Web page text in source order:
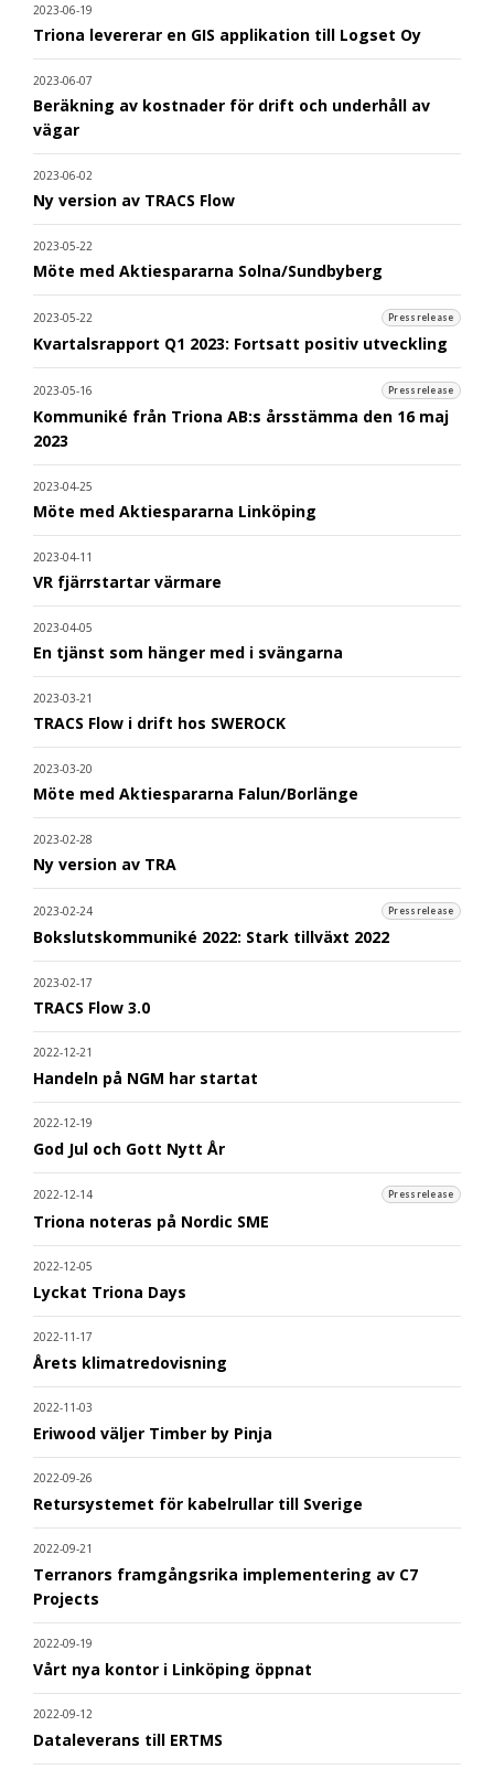
2023-06-19
Triona levererar en GIS applikation till Logset Oy
2023-06-07
Beräkning av kostnader för drift och underhåll av
vägar
2023-06-02
Ny version av TRACS Flow
2023-05-22
Möte med Aktiespararna Solna/Sundbyberg
2023-05-22 Pressrelease
Kvartalsrapport Q1 2023: Fortsatt positiv utveckling
2023-05-16 Pressrelease
Kommuniké från Triona AB:s årsstämma den 16 maj
2023
2023-04-25
Möte med Aktiespararna Linköping
2023-04-11
VR fjärrstartar värmare
2023-04-05
En tjänst som hänger med i svängarna
2023-03-21
TRACS Flow i drift hos SWEROCK
2023-03-20
Möte med Aktiespararna Falun/Borlänge
2023-02-28
Ny version av TRA
2023-02-24 Pressrelease
Bokslutskommuniké 2022: Stark tillväxt 2022
2023-02-17
TRACS Flow 3.0
2022-12-21
Handeln på NGM har startat
2022-12-19
God Jul och Gott Nytt År
2022-12-14 Pressrelease
Triona noteras på Nordic SME
2022-12-05
Lyckat Triona Days
2022-11-17
Årets klimatredovisning
2022-11-03
Eriwood väljer Timber by Pinja
2022-09-26
Retursystemet för kabelrullar till Sverige
2022-09-21
Terranors framgångsrika implementering av C7
Projects
2022-09-19
Vårt nya kontor i Linköping öppnat
2022-09-12
Dataleverans till ERTMS